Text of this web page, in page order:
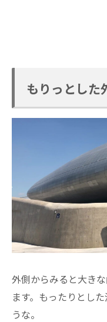
もりっとした
外側からみると大き
ます。もったりとし
うな。